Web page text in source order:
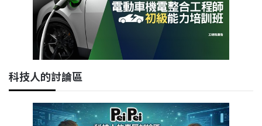
科技人的討論區